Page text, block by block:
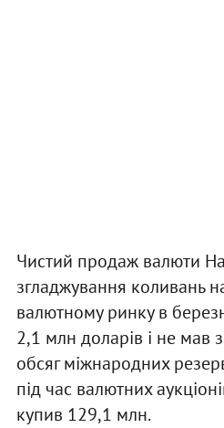
Чистий продаж валюти
згладжування коливань
валютному ринку в
2,1 млн доларів і не мав
обсяг міжнародних
під час валютних
купив 129,1 млн.